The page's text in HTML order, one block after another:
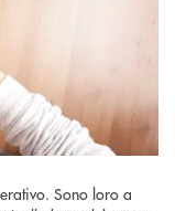
Sono loro a